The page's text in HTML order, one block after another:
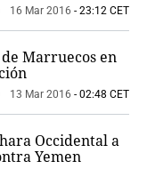
16 Mar 2016 - 23:12 CET
Marruecos en
13 Mar 2016 - 02:48 CET
Occidental a
Yemen